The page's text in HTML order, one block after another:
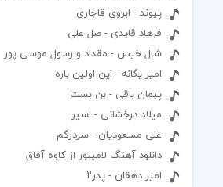
پیوند - ابروی قاجاری
فرهاد قایدی - صل علی
شال خیس - مقداد و رسول موسی پور
امیر یگانه - این اولین باره
پیمان باقی - بن بست
میلاد درخشانی - اسیر
علی مسعودیان - سردرگم‬
دانلود آهنگ لامینور از کاوه آفاق
امیر دهقان - پدر۲